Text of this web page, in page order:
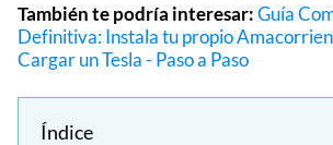
También te podría interesar:Guía
Definitiva: Instala tu propio
Cargar un Tesla - Paso a Paso
Índice